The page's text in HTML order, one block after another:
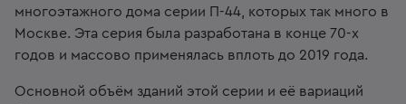
многоэтажного дома серии П-44, которых так много в
Москве. Эта серия была разработана в конце 70-х
годов и массово применялась вплоть до 2019 года.
Основной объём зданий этой серии и её вариаций